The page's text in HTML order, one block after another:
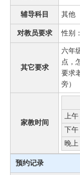
辅导科目 其他
对教员要求 性别
其它要求
六年
点，
要求
旁）
家教时间
上午
下午
晚上
预约记录